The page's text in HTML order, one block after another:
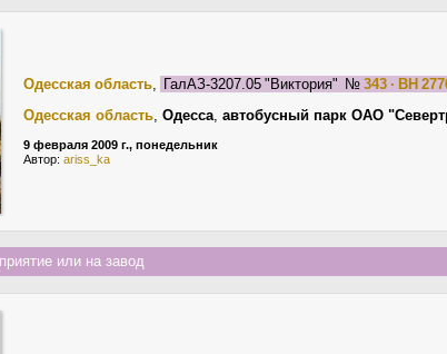
Одесская область, ГалАЗ-3207.05 "Виктория" № 343 · BH
Одесская область, Одесса, автобусный парк ОАО
9 февраля 2009 г., понедельник
Автор: ariss_ka
или на завод